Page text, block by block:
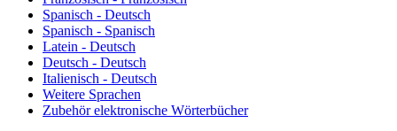
Spanisch - Deutsch
Spanisch - Spanisch
Latein - Deutsch
Deutsch - Deutsch
Italienisch - Deutsch
Weitere Sprachen
Zubehör elektronische Wörterbücher